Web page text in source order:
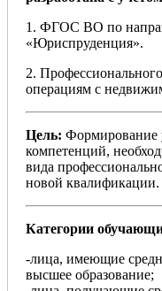
1. ФГОС ВО по
«Юриспруденция».
2.
операциям с
Цель: Формирование
компетенций,
вида
новой квалификации.
Категории
-лица, имеющие
высшее образование;